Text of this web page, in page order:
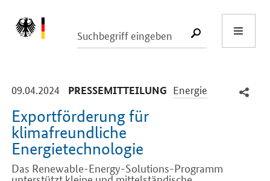
SUCHE
09.04.2024 -
PRESSEMITTEILUNG -
Energie
Exportförderung für
klimafreundliche
Energietechnologie
Das Renewable-Energy-Solutions-Programm